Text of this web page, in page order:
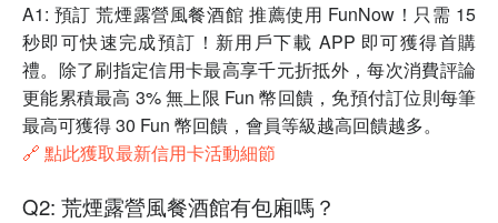
A1: 預訂 荒煙露營風餐酒館 推薦使用 FunNow！只需 15
秒即可快速完成預訂！新用戶下載 APP 即可獲得首購
禮。除了刷指定信用卡最高享千元折抵外，每次消費評論
更能累積最高 3% 無上限 Fun 幣回饋，免預付訂位則每筆
最高可獲得 30 Fun 幣回饋，會員等級越高回饋越多。
🔗 點此獲取最新信用卡活動細節
Q2: 荒煙露營風餐酒館有包廂嗎？